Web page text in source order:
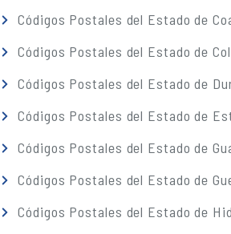
Códigos Postales del Estado de
Códigos Postales del Estado de
Códigos Postales del Estado de
Códigos Postales del Estado de
Códigos Postales del Estado de
Códigos Postales del Estado de
Códigos Postales del Estado de